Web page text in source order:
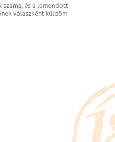
száma, és a lemondott
válaszként küldöm